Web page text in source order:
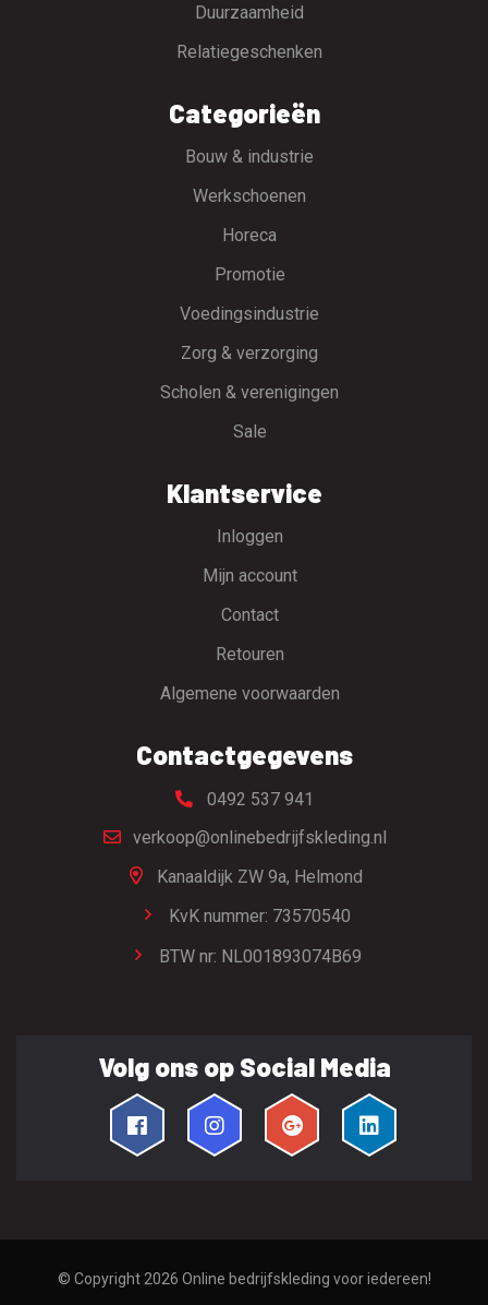
Duurzaamheid
Relatiegeschenken
Categorieën
Bouw & industrie
Werkschoenen
Horeca
Promotie
Voedingsindustrie
Zorg & verzorging
Scholen & verenigingen
Sale
Klantservice
Inloggen
Mijn account
Contact
Retouren
Algemene voorwaarden
Contactgegevens
0492 537 941
verkoop@onlinebedrijfskleding.nl
Kanaaldijk ZW 9a, Helmond
KvK nummer: 73570540
BTW nr: NL001893074B69
Volg ons op Social Media
© Copyright 2026 Online bedrijfskleding voor iedereen!